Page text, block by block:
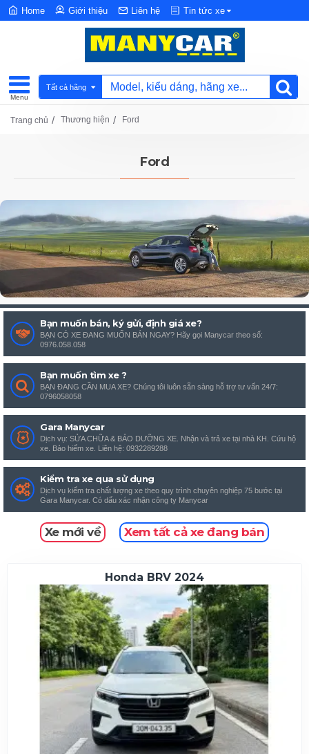
Home Giới thiệu Liên hệ Tin tức xe
Tất cả hãng
Trang chủ Thương hiện Ford
Ford
Bạn muốn bán, ký gửi, định giá xe?
BẠN CÓ XE ĐANG MUỐN BÁN NGAY? Hãy gọi Manycar theo số:
0976.058.058
Bạn muốn tìm xe ?
BẠN ĐANG CẦN MUA XE? Chúng tôi luôn sẵn sàng hỗ trợ tư vấn 24/7:
0796058058
Gara Manycar
Dịch vụ: SỬA CHỮA & BẢO DƯỠNG XE. Nhận và trả xe tại nhà KH. Cứu hộ
xe. Bảo hiểm xe. Liên hệ: 0932289288
Kiểm tra xe qua sử dụng
Dịch vụ kiểm tra chất lượng xe theo quy trình chuyên nghiệp 75 bước tại
Gara Manycar. Có dấu xác nhận công ty Manycar
Xe mới về Xem tất cả xe đang bán
Honda BRV 2024